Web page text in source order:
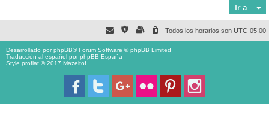
Ir a
Todos los horarios son UTC-05:00
Desarrollado porphpBB® Forum Software © phpBB Limited
Traducción al español porphpBB España
Style proflat © 2017 Mazeltof